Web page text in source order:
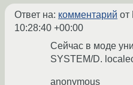
Ответ на: комментарий от
10:28:40 +00:00
Сейчас в моде
SYSTEM/D.
anonymous